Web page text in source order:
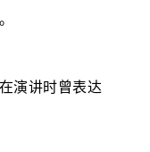
演讲时曾表达